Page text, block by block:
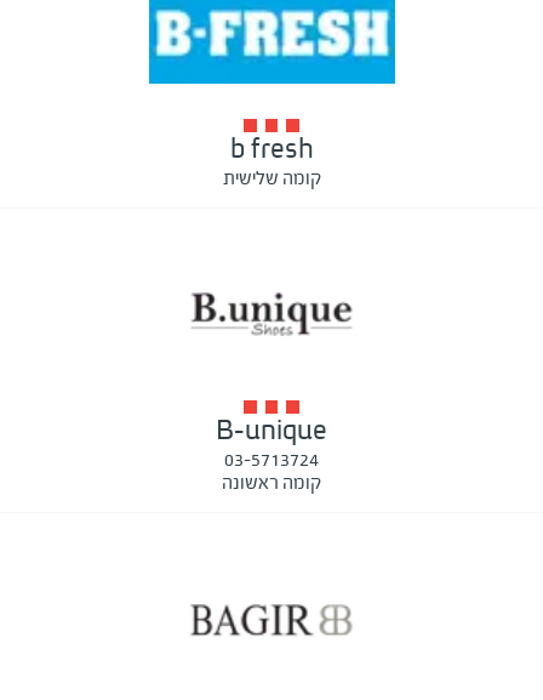
b fresh
קומה שלישית
B-unique
03-5713724
קומה ראשונה